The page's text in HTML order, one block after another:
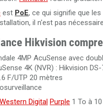
est PoE, ce qui signifie que
il n'est pas
Hikvision
4MP AcuSense avec
4K (NVR) : Hikvision
F/UTP 20 mètres
Western Digital Purple 1 To à